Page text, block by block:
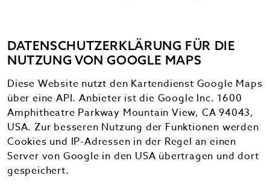
DATENSCHUTZERKLÄRUNG FÜR DIE
NUTZUNG VON GOOGLE MAPS
Diese Website nutzt den Kartendienst Google Maps
über eine API. Anbieter ist die Google Inc. 1600
Amphitheatre Parkway Mountain View, CA 94043,
USA. Zur besseren Nutzung der Funktionen werden
Cookies und IP-Adressen in der Regel an einen
Server von Google in den USA übertragen und dort
gespeichert.